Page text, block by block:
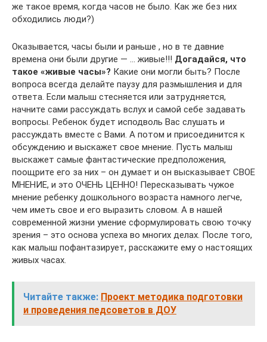
же такое время, когда часов не было. Как же без них
обходились люди?)
Оказывается, часы были и раньше , но в те давние
времена они были другие — … живые!!! Догадайся, что
такое «живые часы»? Какие они могли быть? После
вопроса всегда делайте паузу для размышления и для
ответа. Если малыш стесняется или затрудняется,
начните сами рассуждать вслух и самой себе задавать
вопросы. Ребенок будет исподволь Вас слушать и
рассуждать вместе с Вами. А потом и присоединится к
обсуждению и выскажет свое мнение. Пусть малыш
выскажет самые фантастические предположения,
поощрите его за них – он думает и он высказывает СВОЕ
МНЕНИЕ, и это ОЧЕНЬ ЦЕННО! Пересказывать чужое
мнение ребенку дошкольного возраста намного легче,
чем иметь свое и его выразить словом. А в нашей
современной жизни умение сформулировать свою точку
зрения – это основа успеха во многих делах. После того,
как малыш пофантазирует, расскажите ему о настоящих
живых часах.
Читайте также: Проект методика подготовки
и проведения педсоветов в ДОУ